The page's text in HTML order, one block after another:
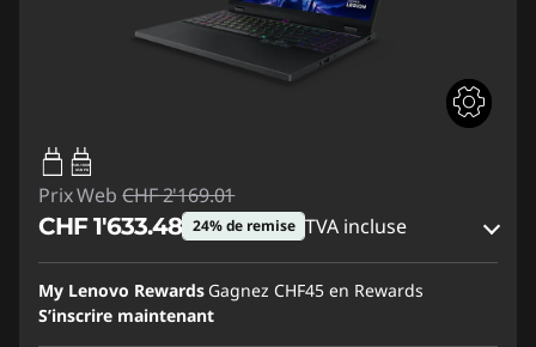
95W-100W
USB PD
Prix Web CHF 2'169.01
CHF 1'633.48 24% de remise TVA incluse
Bons de réduction en ligne :-CHF 535.53
Code de réduction :
My Lenovo Rewards Gagnez CHF45 en Rewards
S’inscrire maintenant